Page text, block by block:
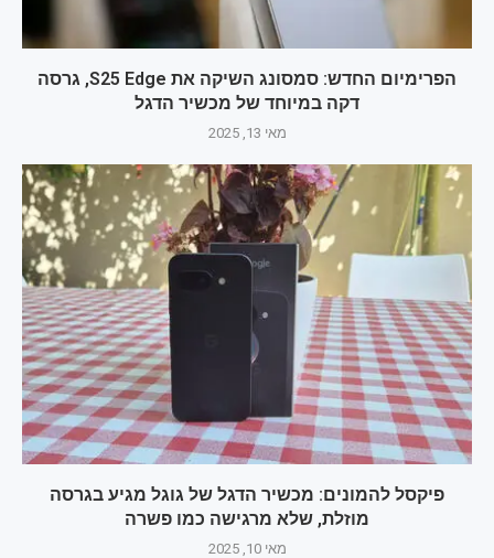
הפרימיום החדש: סמסונג השיקה את S25 Edge, גרסה
דקה במיוחד של מכשיר הדגל
מאי 13, 2025
פיקסל להמונים: מכשיר הדגל של גוגל מגיע בגרסה
מוזלת, שלא מרגישה כמו פשרה
מאי 10, 2025